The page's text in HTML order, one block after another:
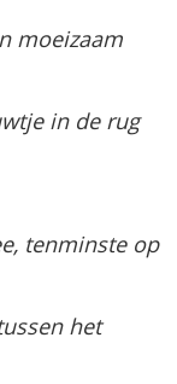
moeizaam
in de rug
tenminste op
het